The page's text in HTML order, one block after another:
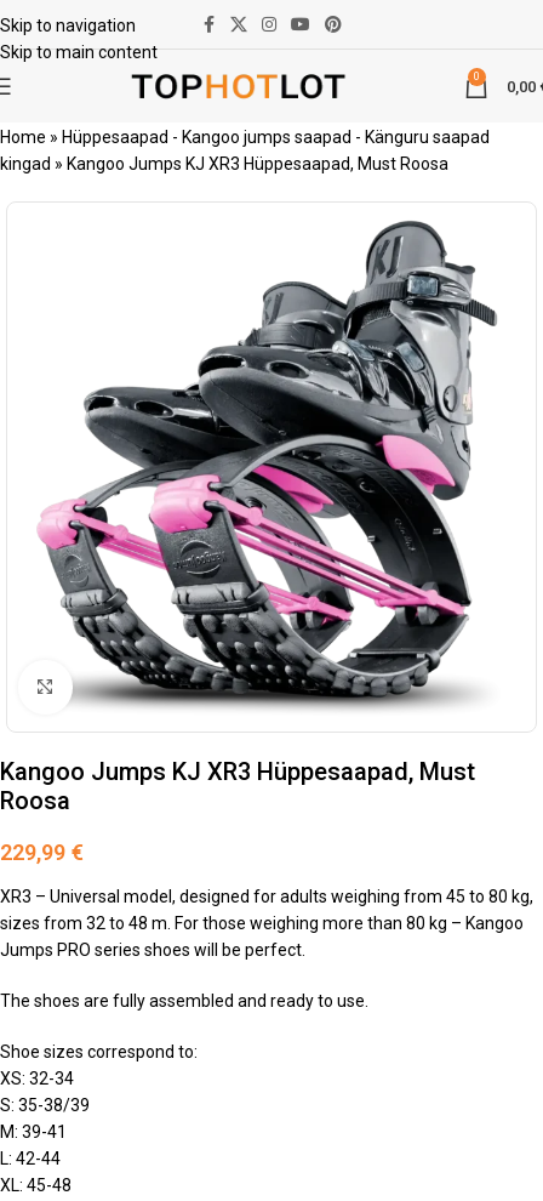
Skip to navigation
Skip to main content
0
0,00
Home » Hüppesaapad - Kangoo jumps saapad - Känguru saapad
kingad » Kangoo Jumps KJ XR3 Hüppesaapad, Must Roosa
Suurendamiseks klõpsake
Kangoo Jumps KJ XR3 Hüppesaapad, Must
Roosa
229,99 €
XR3 – Universal model, designed for adults weighing from 45 to 80 kg,
sizes from 32 to 48 m. For those weighing more than 80 kg – Kangoo
Jumps PRO series shoes will be perfect.
The shoes are fully assembled and ready to use.
Shoe sizes correspond to:
XS: 32-34
S: 35-38/39
M: 39-41
L: 42-44
XL: 45-48